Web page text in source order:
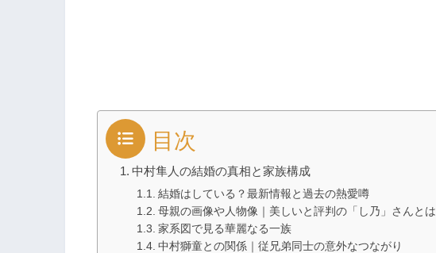
目次
中村隼人の結婚の真相と家族構成
結婚はしている？最新情報と過去の熱愛噂
母親の画像や人物像｜美しいと評判の「し乃」さんとは
家系図で見る華麗なる一族
中村獅童との関係｜従兄弟同士の意外なつながり